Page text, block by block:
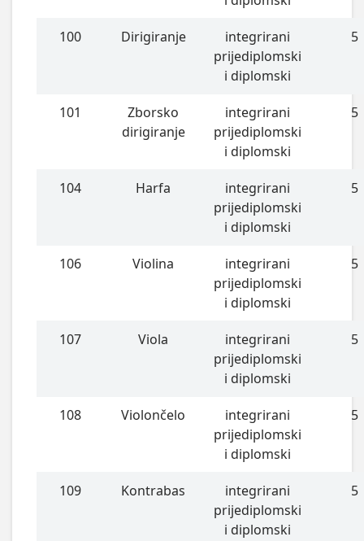
100 Dirigiranje
integrirani
prijediplomski
i diplomski
5
101
Zborsko
dirigiranje
integrirani
prijediplomski
i diplomski
5
104 Harfa
integrirani
prijediplomski
i diplomski
5
106 Violina
integrirani
prijediplomski
i diplomski
5
107 Viola
integrirani
prijediplomski
i diplomski
5
108 Violončelo
integrirani
prijediplomski
i diplomski
5
109 Kontrabas
integrirani
prijediplomski
i diplomski
5